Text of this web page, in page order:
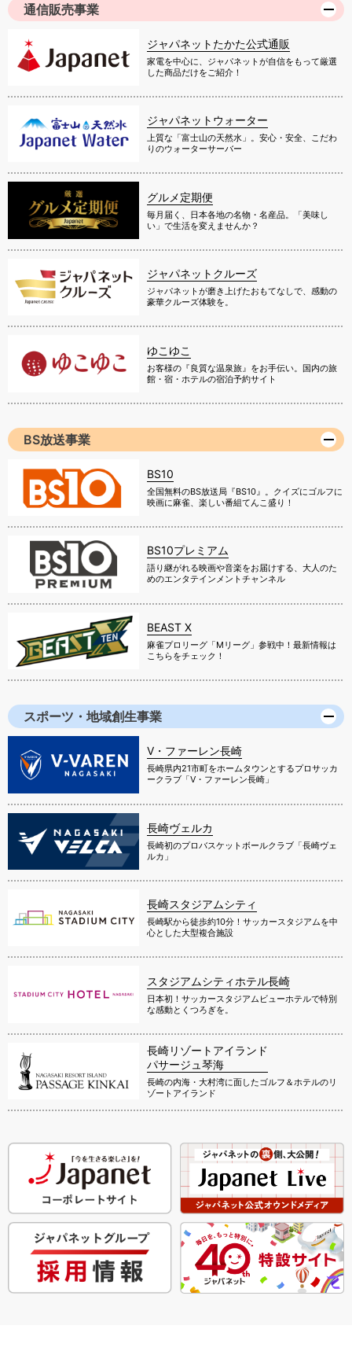
通信販売事業
ジャパネットたかた公式通販
家電を中心に、ジャパネットが自信をもって厳選
した商品だけをご紹介！
ジャパネットウォーター
上質な「富士山の天然水」。安心・安全、こだわ
りのウォーターサーバー
グルメ定期便
毎月届く、日本各地の名物・名産品。「美味し
い」で生活を変えませんか？
ジャパネットクルーズ
ジャパネットが磨き上げたおもてなしで、感動の
豪華クルーズ体験を。
ゆこゆこ
お客様の『良質な温泉旅』をお手伝い。国内の旅
館・宿・ホテルの宿泊予約サイト
BS放送事業
BS10
全国無料のBS放送局『BS10』。クイズにゴルフに
映画に麻雀、楽しい番組てんこ盛り！
BS10プレミアム
語り継がれる映画や音楽をお届けする、大人のた
めのエンタテインメントチャンネル
BEAST X
麻雀プロリーグ「Mリーグ」参戦中！最新情報は
こちらをチェック！
スポーツ・地域創生事業
V・ファーレン長崎
長崎県内21市町をホームタウンとするプロサッカ
ークラブ「V・ファーレン長崎」
長崎ヴェルカ
長崎初のプロバスケットボールクラブ「長崎ヴェ
ルカ」
長崎スタジアムシティ
長崎駅から徒歩約10分！サッカースタジアムを中
心とした大型複合施設
スタジアムシティホテル長崎
日本初！サッカースタジアムビューホテルで特別
な感動とくつろぎを。
長崎リゾートアイランド
パサージュ琴海
長崎の内海・大村湾に面したゴルフ＆ホテルのリ
ゾートアイランド